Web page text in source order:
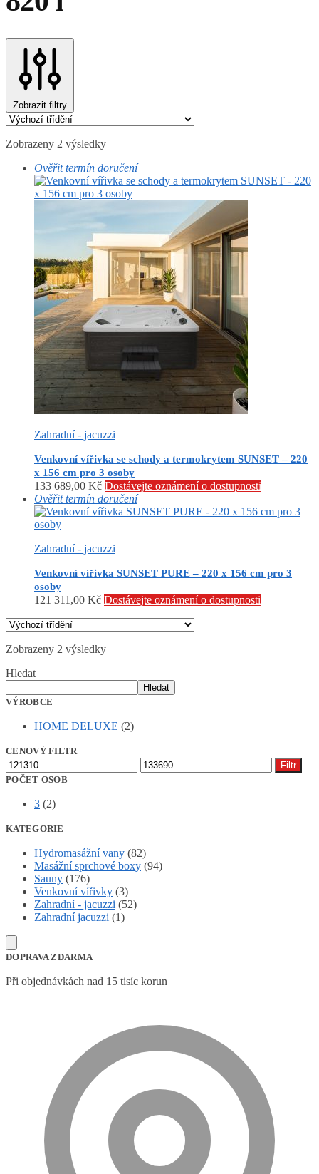
Zobrazit filtry
Zobrazeny 2 výsledky
Ověřit termín doručení
Zahradní - jacuzzi
Venkovní vířivka se schody a termokrytem SUNSET – 220
x 156 cm pro 3 osoby
133 689,00 Kč Dostávejte oznámení o dostupnosti
Ověřit termín doručení
Zahradní - jacuzzi
Venkovní vířivka SUNSET PURE – 220 x 156 cm pro 3
osoby
121 311,00 Kč Dostávejte oznámení o dostupnosti
Zobrazeny 2 výsledky
Hledat
Hledat
VÝROBCE
HOME DELUXE (2)
CENOVÝ FILTR
Minimální
cena
Maximální
cena
Filtr
POČET OSOB
3 (2)
KATEGORIE
Hydromasážní vany (82)
Masážní sprchové boxy (94)
Sauny (176)
Venkovní vířivky (3)
Zahradní - jacuzzi (52)
Zahradní jacuzzi (1)
DOPRAVA ZDARMA
Při objednávkách nad 15 tisíc korun